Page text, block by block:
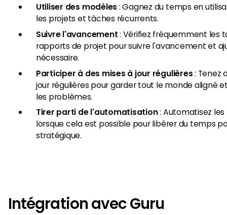
Utiliser des modèles : Gagnez du temps en
les projets et tâches récurrents.
Suivre l'avancement: Vérifiez fréquemment les
rapports de projet pour suivre l'avancement et
nécessaire.
Participer à des mises à jour régulières: Tenez
jour régulières pour garder tout le monde aligné
les problèmes.
Tirer parti de l'automatisation: Automatisez
lorsque cela est possible pour libérer du temps
stratégique.
Intégration avec Guru